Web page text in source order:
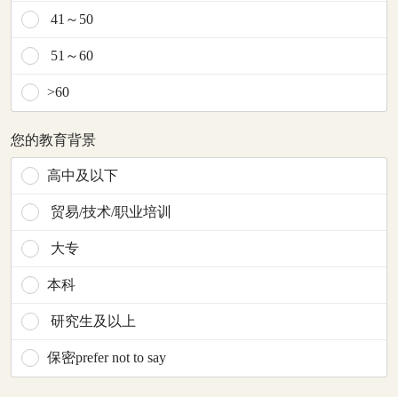
41～50
51～60
>60
您的教育背景
高中及以下
贸易/技术/职业培训
大专
本科
研究生及以上
保密prefer not to say